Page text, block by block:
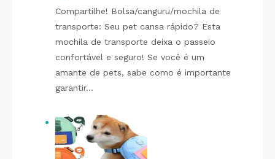
Compartilhe! Bolsa/canguru/mochila de
transporte: Seu pet cansa rápido? Esta
mochila de transporte deixa o passeio
confortável e seguro! Se você é um
amante de pets, sabe como é importante
garantir…